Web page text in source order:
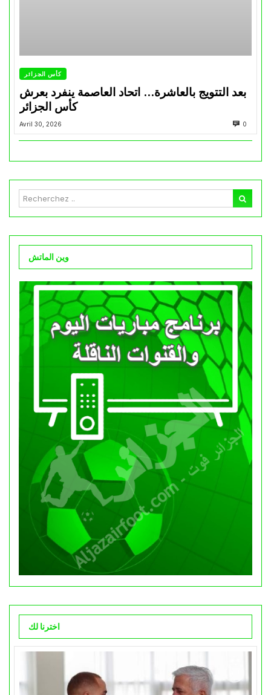
كأس الجزائر
بعد التتويج بالعاشرة… اتحاد العاصمة ينفرد بعرش
كأس الجزائر
Avril 30, 2026 0
وين الماتش
اخترنا لك